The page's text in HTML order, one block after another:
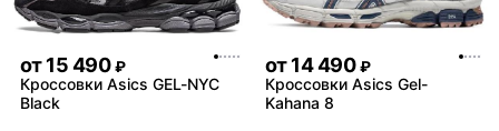
но может у кого так же
от15 490 ₽
Кроссовки Asics GEL-NYC
Black
от14 490 ₽
Кроссовки Asics Gel-
Kahana 8